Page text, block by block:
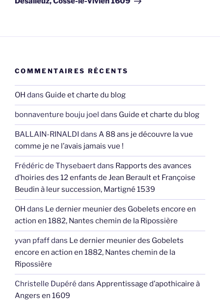
COMMENTAIRES RÉCENTS
OH dans Guide et charte du blog
bonnaventure bouju joel dans Guide et charte du blog
BALLAIN-RINALDI dans A 88 ans je découvre la vue
comme je ne l’avais jamais vue !
Frédéric de Thysebaertdans Rapports des avances
d’hoiries des 12 enfants de Jean Berault et Françoise
Beudin à leur succession, Martigné 1539
OH dans Le dernier meunier des Gobelets encore en
action en 1882, Nantes chemin de la Ripossière
yvan pfaffdans Le dernier meunier des Gobelets
encore en action en 1882, Nantes chemin de la
Ripossière
Christelle Dupéré dans Apprentissage d’apothicaire à
Angers en 1609